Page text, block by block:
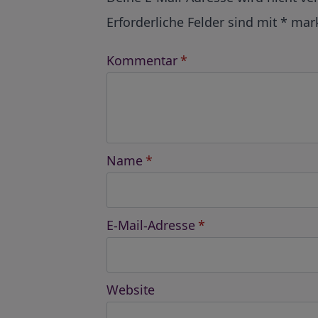
Erforderliche Felder sind mit *
Kommentar *
Name *
E-Mail-Adresse *
Website